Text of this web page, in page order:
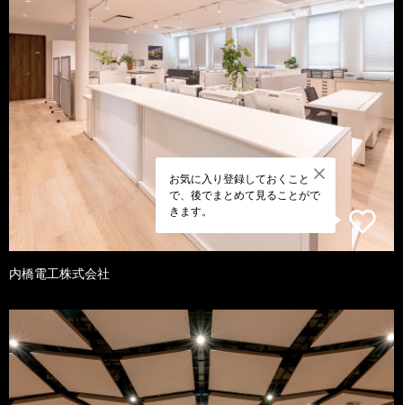
お気に入り登録しておくこと
で、後でまとめて見ることがで
きます。
内橋電工株式会社